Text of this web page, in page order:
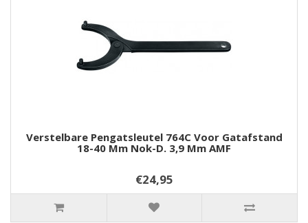
Verstelbare Pengatsleutel 764C Voor Gatafstand
18-40 Mm Nok-D. 3,9 Mm AMF
€24,95